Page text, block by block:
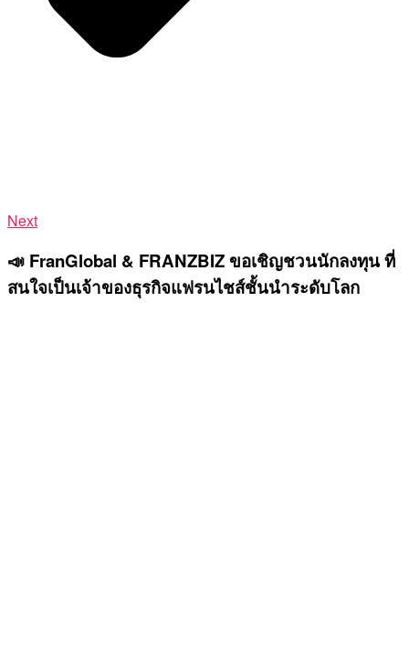
Next
📣 FranGlobal & FRANZBIZ ขอเชิญชวนนักลงทุน ที่
สนใจเป็นเจ้าของธุรกิจแฟรนไชส์ชั้นนำระดับโลก